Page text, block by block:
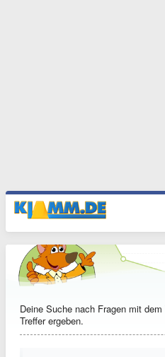
Deine Suche nach Fragen mit dem
Treffer ergeben.